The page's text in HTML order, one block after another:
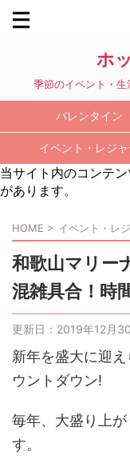
ホ
季節のイベント・生
バレンタイン
イベント・レジャ
当サイト内のコンテ
があります。
HOME > イベント・レ
和歌山マリー
混雑具合！時
更新日： 2019年12月
新年を盛大に迎
ウントダウン!
毎年、大盛り上
す。